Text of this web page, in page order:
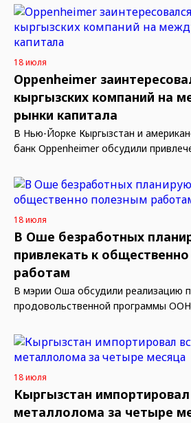
18 июля
Oppenheimer
кыргызских компаний на
рынки капитала
В Нью-Йорке Кыргызстан и
банк Oppenheimer обсудили
18 июля
В Оше безработных
привлекать к
работам
В мэрии Оша обсудили реализацию
продовольственной программы
18 июля
Кыргызстан
металлолома за четыре